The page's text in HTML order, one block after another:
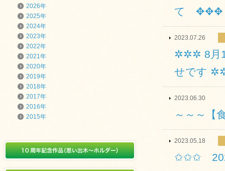
2026年
2025年
2024年
2023年
2022年
2021年
2020年
2019年
2018年
2017年
2016年
2015年
て ✥✥✥
2023.07.26
✲✲✲ 8月
せです
2023.06.30
～～～【
2023.05.18
✩✩✩